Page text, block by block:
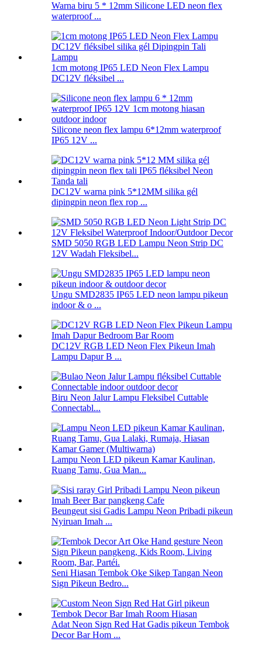
Warna biru 5 * 12mm Silicone LED neon flex
waterproof ...
1cm motong IP65 LED Neon Flex Lampu
DC12V fléksibel ...
Silicone neon flex lampu 6*12mm waterproof
IP65 12V ...
DC12V warna pink 5*12MM silika gél
dipingpin neon flex rop ...
SMD 5050 RGB LED Lampu Neon Strip DC
12V Wadah Fleksibel...
Ungu SMD2835 IP65 LED neon lampu pikeun
indoor & o ...
DC12V RGB LED Neon Flex Pikeun Imah
Lampu Dapur B ...
Biru Neon Jalur Lampu Fleksibel Cuttable
Connectabl...
Lampu Neon LED pikeun Kamar Kaulinan,
Ruang Tamu, Gua Man...
Beungeut sisi Gadis Lampu Neon Pribadi pikeun
Nyiruan Imah ...
Seni Hiasan Tembok Oke Sikep Tangan Neon
Sign Pikeun Bedro...
Adat Neon Sign Red Hat Gadis pikeun Tembok
Decor Bar Hom ...